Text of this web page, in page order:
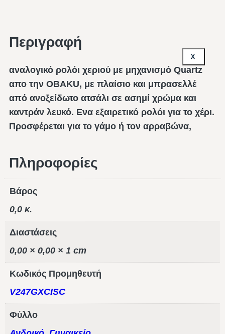
X
Περιγραφή
αναλογικό ρολόι χεριού με μηχανισμό Quartz
απο την OBAKU, με πλαίσιο και μπρασελλέ
από ανοξείδωτο ατσάλι σε ασημί χρώμα και
καντράν λευκό. Ενα εξαιρετικό ρολόι για το χέρι.
Προσφέρεται για το γάμο ή τον αρραβώνα,
Πληροφορίες
Βάρος
0,0 κ.
Διαστάσεις
0,00 × 0,00 × 1 cm
Κωδικός Προμηθευτή
V247GXCISC
Φύλλο